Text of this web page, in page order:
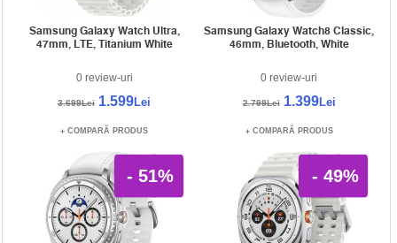
Samsung Galaxy Watch Ultra,
47mm, LTE, Titanium White
0 review-uri
3.699Lei 1.599Lei
COMPARĂ PRODUS
Samsung Galaxy Watch8 Classic,
46mm, Bluetooth, White
0 review-uri
2.799Lei 1.399Lei
COMPARĂ PRODUS
- 51% - 49%